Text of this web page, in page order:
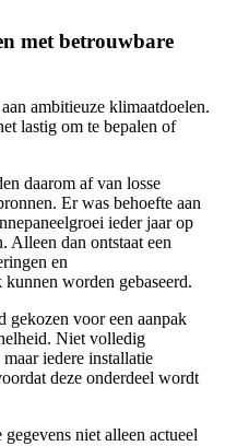
met betrouwbare
ambitieuze klimaatdoelen.
lastig om te bepalen of
daarom af van losse
Er was behoefte aan
ieder jaar op
Alleen dan ontstaat een
en
worden gebaseerd.
gekozen voor een aanpak
Niet volledig
iedere installatie
deze onderdeel wordt
niet alleen actueel